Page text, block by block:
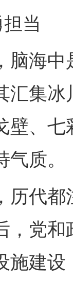
当
海中
汇集
壁、
质。
代都
，党
施建